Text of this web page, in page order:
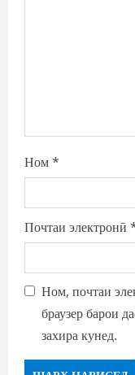
Ном*
Почтаи электронӣ
Ном, почтаи
браузер барои
захира кунед.